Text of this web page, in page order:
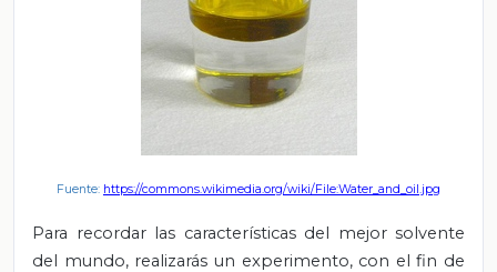
Fuente: https://commons.wikimedia.org/wiki/File:Water_and_oil.jpg
Para recordar las características del mejor solvente
del mundo, realizarás un experimento, con el fin de